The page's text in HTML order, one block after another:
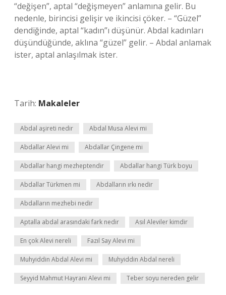
“değişen”, aptal “değişmeyen” anlamına gelir. Bu
nedenle, birincisi gelişir ve ikincisi çöker. – “Güzel”
dendiğinde, aptal “kadın”ı düşünür. Abdal kadınları
düşündüğünde, aklına “güzel” gelir. – Abdal anlamak
ister, aptal anlaşılmak ister.
Tarih: Makaleler
Abdal aşireti nedir Abdal Musa Alevi mi
Abdallar Alevi mi Abdallar Çingene mi
Abdallar hangi mezheptendir Abdallar hangi Türk boyu
Abdallar Türkmen mi Abdalların ırkı nedir
Abdalların mezhebi nedir
Aptalla abdal arasındaki fark nedir Asıl Aleviler kimdir
En çok Alevi nereli Fazıl Say Alevi mi
Muhyiddin Abdal Alevi mi Muhyiddin Abdal nereli
Seyyid Mahmut Hayrani Alevi mi Teber soyu nereden gelir